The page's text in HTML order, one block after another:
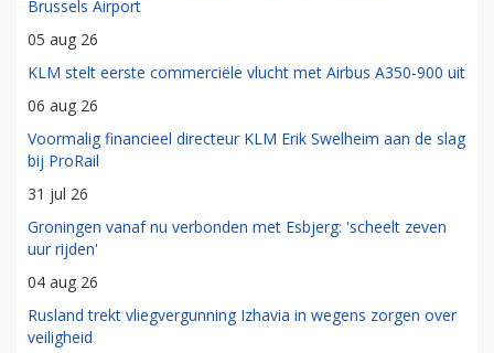
Brussels Airport
05 aug 26
KLM stelt eerste commerciële vlucht met Airbus A350-900 uit
06 aug 26
Voormalig financieel directeur KLM Erik Swelheim aan de slag
bij ProRail
31 jul 26
Groningen vanaf nu verbonden met Esbjerg: 'scheelt zeven
uur rijden'
04 aug 26
Rusland trekt vliegvergunning Izhavia in wegens zorgen over
veiligheid